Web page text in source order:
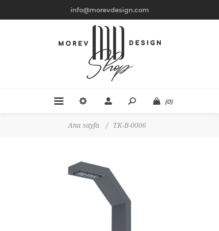
info@morevdesign.com
(0)
Ana sayfa / TK-B-0006